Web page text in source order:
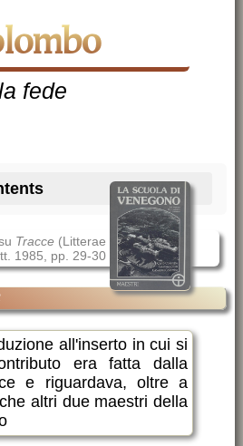
fede
Tracce(Litterae
1985, pp. 29-30
all'inserto in cui si
era fatta dalla
e riguardava, oltre a
altri due maestri della